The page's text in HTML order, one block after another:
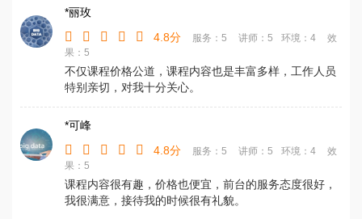
*丽玫
4.8分
服务：5 讲师：5 环境：4
效
果：5
不仅课程价格公道，课程内容也是丰富多样，工作人员
特别亲切，对我十分关心。
*可峰
4.8分
服务：5 讲师：5 环境：4
效
果：5
课程内容很有趣，价格也便宜，前台的服务态度很好，
我很满意，接待我的时候很有礼貌。